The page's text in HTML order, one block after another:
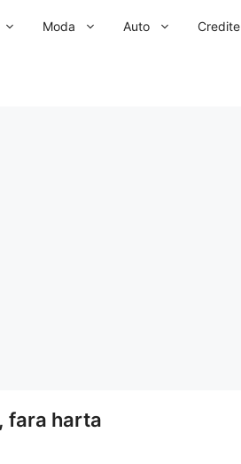
Moda Auto Credite
fara harta